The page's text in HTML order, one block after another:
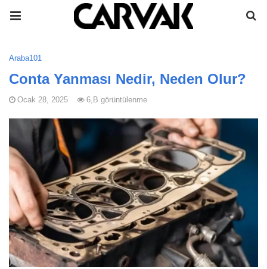
Araba101
Conta Yanması Nedir, Neden Olur?
Ocak 28, 2025 6,B görüntülenme